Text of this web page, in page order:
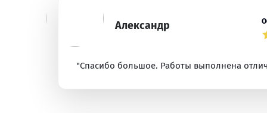
Александр
"Спасибо большое. Работы выполнена